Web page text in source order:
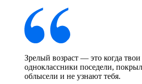
Зрелый возраст — это когда
одноклассники поседели,
облысели и не узнают тебя.